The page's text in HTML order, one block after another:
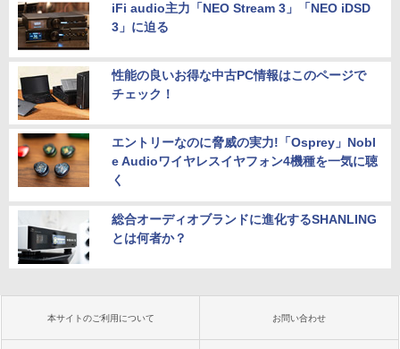
iFi audio主力「NEO Stream 3」「NEO iDSD
3」に迫る
性能の良いお得な中古PC情報はこのページで
チェック！
エントリーなのに脅威の実力!「Osprey」Nobl
e Audioワイヤレスイヤフォン4機種を一気に聴
く
総合オーディオブランドに進化するSHANLING
とは何者か？
本サイトのご利用について お問い合わせ